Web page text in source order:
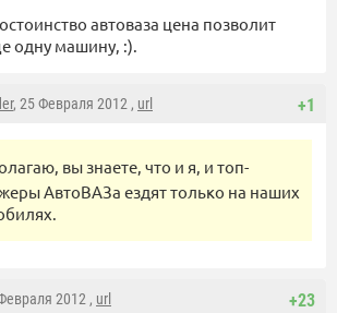
автоваза цена позволит
одну машину, :).
+1
, 25 Февраля 2012 , url
вы знаете, что и я, и топ-
АвтоВАЗа ездят только на наших
+23
2012 , url